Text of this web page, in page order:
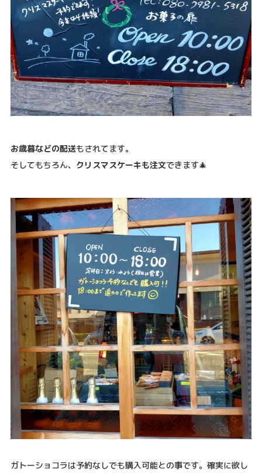
お歳暮などの配送もされてます。
そしてもちろん、 クリスマスケーキも注文できます🎄
ガトーショコラは予約なしでも購入可能との事です。確実に欲し